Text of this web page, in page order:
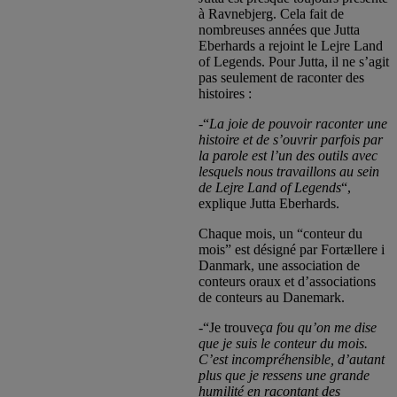
à Ravnebjerg. Cela fait de
nombreuses années que Jutta
Eberhards a rejoint le Lejre Land
of Legends. Pour Jutta, il ne s’agit
pas seulement de raconter des
histoires :
-“La joie de pouvoir raconter une
histoire et de s’ouvrir parfois par
la parole est l’un des outils avec
lesquels nous travaillons au sein
de Lejre Land of Legends“,
explique Jutta Eberhards.
Chaque mois, un “conteur du
mois” est désigné par Fortællere i
Danmark, une association de
conteurs oraux et d’associations
de conteurs au Danemark.
-“Je trouveça fou qu’on me dise
que je suis le conteur du mois.
C’est incompréhensible, d’autant
plus que je ressens une grande
humilité en racontant des